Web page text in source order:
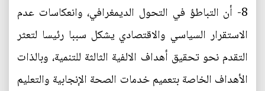
8- أن التباطؤ في التحول الديمغرافي، وانعكاسات عدم
الاستقرار السياسي والاقتصادي يشكل سببا رئيسا لتعثر
التقدم نحو تحقيق أهداف الالفية الثالثة للتنمية، وبالذات
الأهداف الخاصة بتعميم خدمات الصحة الإنجابية والتعليم